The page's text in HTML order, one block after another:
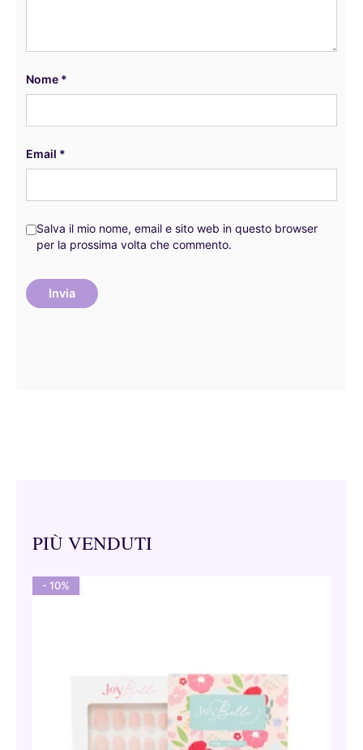
Nome *
Email *
Salva il mio nome, email e sito web in questo browser
per la prossima volta che commento.
PIÙ VENDUTI
- 10%